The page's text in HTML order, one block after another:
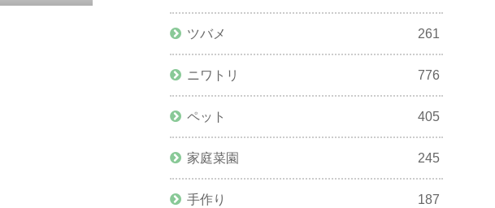
ツバメ 261
ニワトリ 776
ペット 405
家庭菜園 245
手作り 187